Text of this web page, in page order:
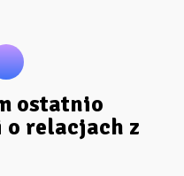
ostatnio
o relacjach z